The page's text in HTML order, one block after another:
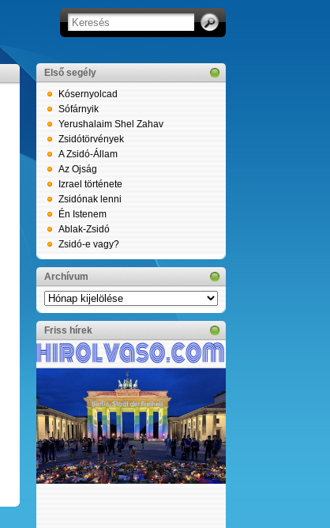
Első segély
Kósernyolcad
Sófárnyik
Yerushalaim Shel Zahav
Zsidótörvények
A Zsidó-Állam
Az Ojság
Izrael története
Zsidónak lenni
Én Istenem
Ablak-Zsidó
Zsidó-e vagy?
Archívum
Archívum
Friss hírek